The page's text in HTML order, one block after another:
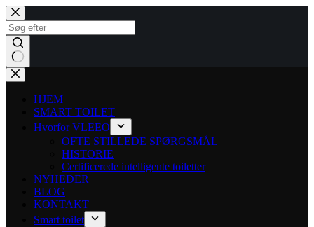
HJEM
SMART TOILET
Hvorfor VLEEO
OFTE STILLEDE SPØRGSMÅL
HISTORIE
Certificerede intelligente toiletter
NYHEDER
BLOG
KONTAKT
Smart toilet